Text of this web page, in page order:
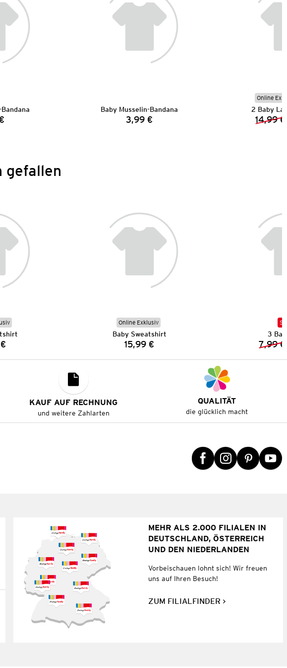
Baby Musselin-Bandana
Preis:
3,99 €
Online
2 Baby
14,99 €
gefallen
Online Exklusiv
Baby Sweatshirt
Preis:
15,99 €
3
7,99 €
KAUF AUF RECHNUNG
und weitere Zahlarten
QUALITÄT
die glücklich macht
MEHR ALS 2.000 FILIALEN IN
DEUTSCHLAND, ÖSTERREICH
UND DEN NIEDERLANDEN
Vorbeischauen lohnt sich! Wir freuen
uns auf Ihren Besuch!
ZUM FILIALFINDER